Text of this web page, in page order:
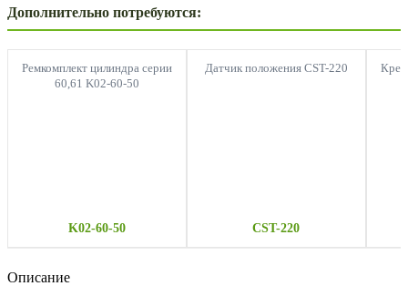
Дополнительно потребуются:
Ремкомплект цилиндра серии
60,61 K02-60-50
K02-60-50
Датчик положения CST-220
CST-220
Описание